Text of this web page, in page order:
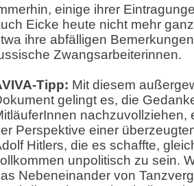
einige ihrer
Eicke heute nicht mehr
ihre abfälligen
Zwangsarbeiterinnen.
Tipp: Mit diesem
gelingt es, die
nachzuvollziehen,
Perspektive einer
Hitlers, die es schaffte,
unpolitisch zu sein.
Nebeneinander von